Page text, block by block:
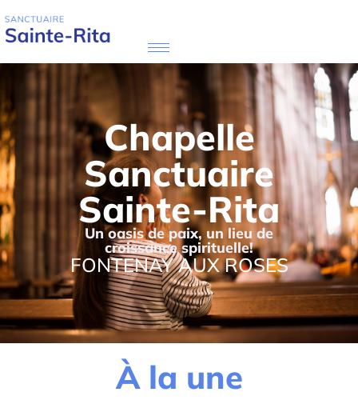
Chapelle
Sanctuaire
Sainte-Rita
Un oasis de paix, un lieu de
croissance spirituelle!
FONTENAY AUX ROSES
À la une